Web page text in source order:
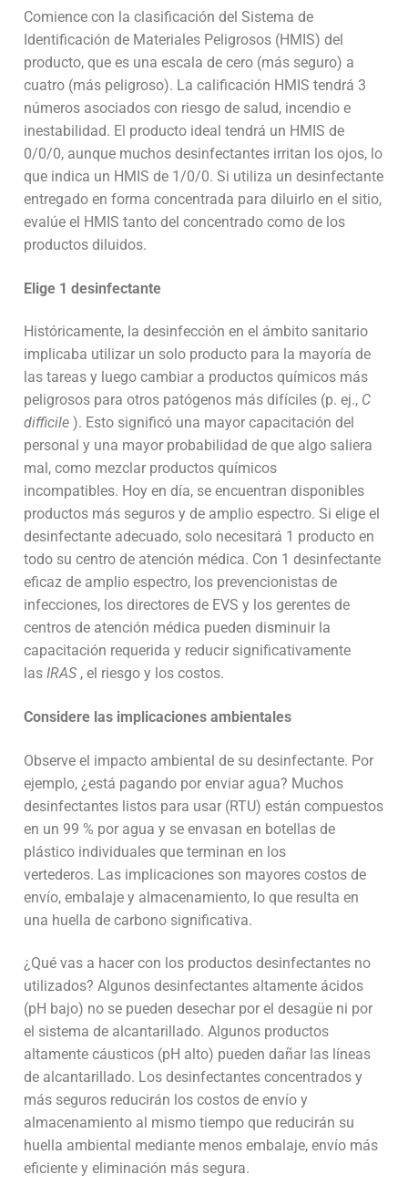
Comience con la clasificación del Sistema de
Identificación de Materiales Peligrosos (HMIS) del
producto, que es una escala de cero (más seguro) a
cuatro (más peligroso). La calificación HMIS tendrá 3
números asociados con riesgo de salud, incendio e
inestabilidad. El producto ideal tendrá un HMIS de
0/0/0, aunque muchos desinfectantes irritan los ojos, lo
que indica un HMIS de 1/0/0. Si utiliza un desinfectante
entregado en forma concentrada para diluirlo en el sitio,
evalúe el HMIS tanto del concentrado como de los
productos diluidos.
Elige 1 desinfectante
Históricamente, la desinfección en el ámbito sanitario
implicaba utilizar un solo producto para la mayoría de
las tareas y luego cambiar a productos químicos más
peligrosos para otros patógenos más difíciles (p. ej., C
difficile ). Esto significó una mayor capacitación del
personal y una mayor probabilidad de que algo saliera
mal, como mezclar productos químicos
incompatibles. Hoy en día, se encuentran disponibles
productos más seguros y de amplio espectro. Si elige el
desinfectante adecuado, solo necesitará 1 producto en
todo su centro de atención médica. Con 1 desinfectante
eficaz de amplio espectro, los prevencionistas de
infecciones, los directores de EVS y los gerentes de
centros de atención médica pueden disminuir la
capacitación requerida y reducir significativamente
las IRAS , el riesgo y los costos.
Considere las implicaciones ambientales
Observe el impacto ambiental de su desinfectante. Por
ejemplo, ¿está pagando por enviar agua? Muchos
desinfectantes listos para usar (RTU) están compuestos
en un 99 % por agua y se envasan en botellas de
plástico individuales que terminan en los
vertederos. Las implicaciones son mayores costos de
envío, embalaje y almacenamiento, lo que resulta en
una huella de carbono significativa.
¿Qué vas a hacer con los productos desinfectantes no
utilizados? Algunos desinfectantes altamente ácidos
(pH bajo) no se pueden desechar por el desagüe ni por
el sistema de alcantarillado. Algunos productos
altamente cáusticos (pH alto) pueden dañar las líneas
de alcantarillado. Los desinfectantes concentrados y
más seguros reducirán los costos de envío y
almacenamiento al mismo tiempo que reducirán su
huella ambiental mediante menos embalaje, envío más
eficiente y eliminación más segura.